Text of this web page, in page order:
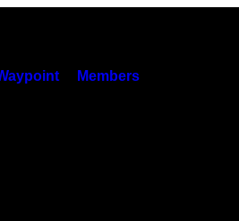
Members